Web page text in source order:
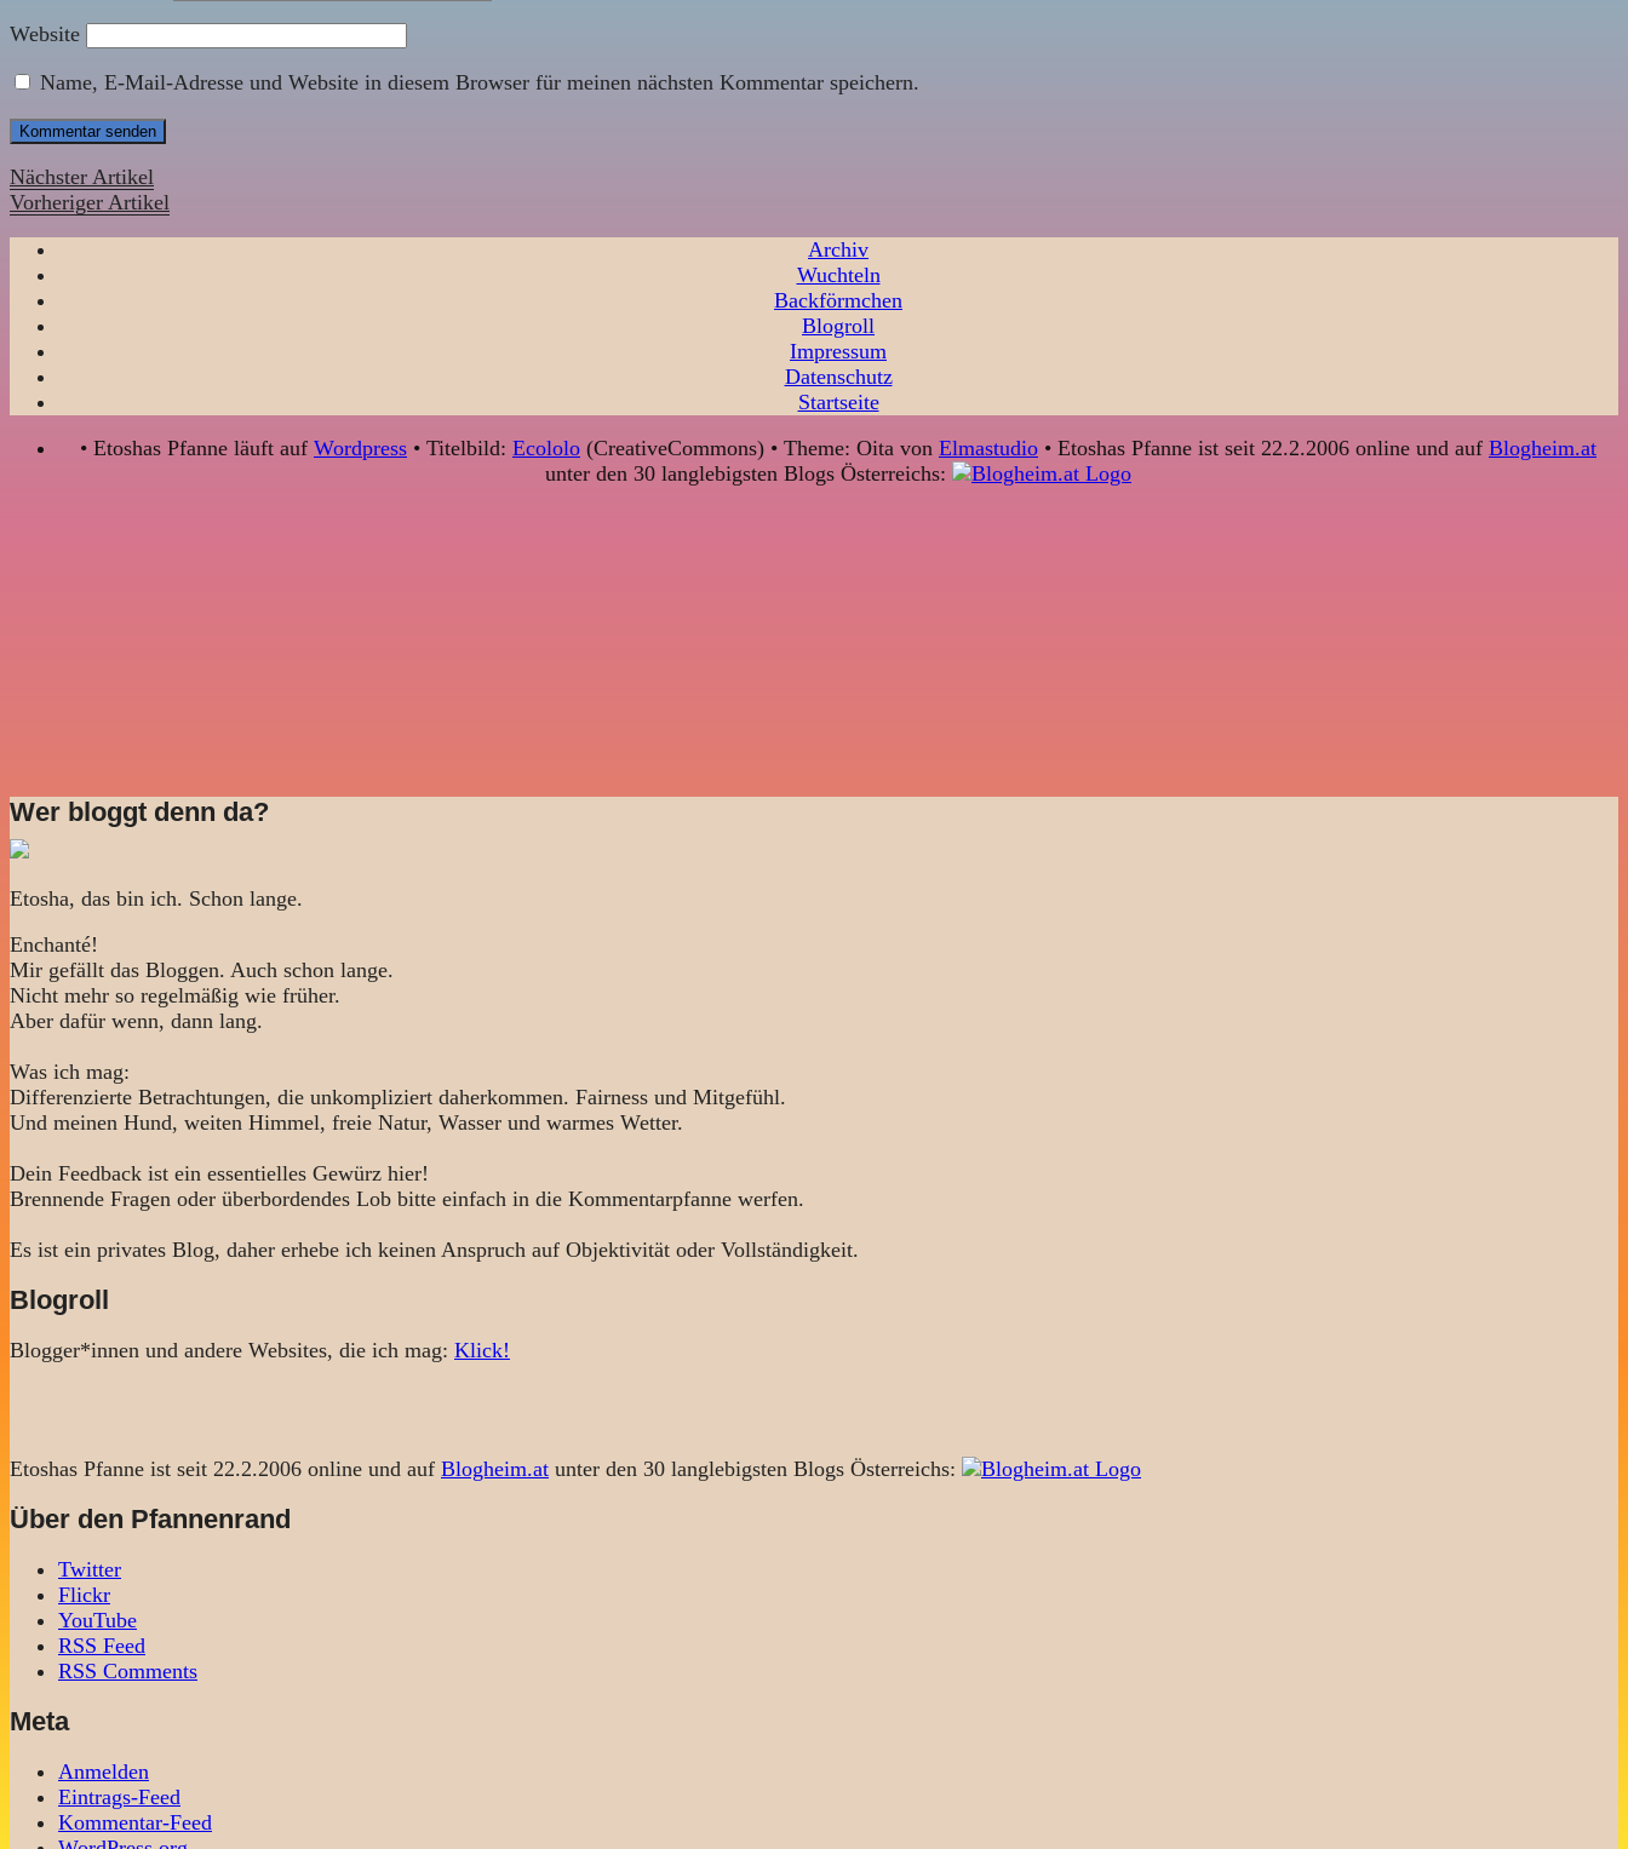
Website
Name, E-Mail-Adresse und Website in diesem Browser für meinen nächsten Kommentar speichern.
Nächster Artikel
Vorheriger Artikel
Archiv
Wuchteln
Backförmchen
Blogroll
Impressum
Datenschutz
Startseite
• Etoshas Pfanne läuft auf Wordpress • Titelbild: Ecololo (CreativeCommons) • Theme: Oita von Elmastudio • Etoshas Pfanne ist seit 22.2.2006 online und auf Blogheim.at
unter den 30 langlebigsten Blogs Österreichs:
Wer bloggt denn da?
Etosha, das bin ich. Schon lange.
Enchanté!
Mir gefällt das Bloggen. Auch schon lange.
Nicht mehr so regelmäßig wie früher.
Aber dafür wenn, dann lang.
Was ich mag:
Differenzierte Betrachtungen, die unkompliziert daherkommen. Fairness und Mitgefühl.
Und meinen Hund, weiten Himmel, freie Natur, Wasser und warmes Wetter.
Dein Feedback ist ein essentielles Gewürz hier!
Brennende Fragen oder überbordendes Lob bitte einfach in die Kommentarpfanne werfen.
Es ist ein privates Blog, daher erhebe ich keinen Anspruch auf Objektivität oder Vollständigkeit.
Blogroll
Blogger*innen und andere Websites, die ich mag: Klick!
Etoshas Pfanne ist seit 22.2.2006 online und auf Blogheim.at unter den 30 langlebigsten Blogs Österreichs:
Über den Pfannenrand
Twitter
Flickr
YouTube
RSS Feed
RSS Comments
Meta
Anmelden
Eintrags-Feed
Kommentar-Feed